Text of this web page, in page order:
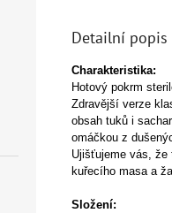
Detailní
Charakteristika:
Hotový pokrm
Zdravější verze
obsah tuků i
omáčkou z
Ujišťujeme vás, že
kuřecího masa a
Složení: